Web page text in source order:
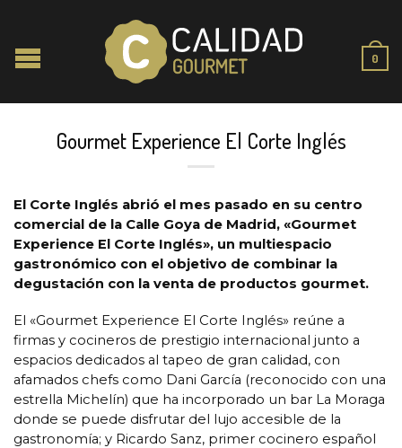
0
Gourmet Experience El Corte Inglés
El Corte Inglés abrió el mes pasado en su centro
comercial de la Calle Goya de Madrid, «Gourmet
Experience El Corte Inglés», un multiespacio
gastronómico con el objetivo de combinar la
degustación con la venta de productos gourmet.
El «Gourmet Experience El Corte Inglés» reúne a
firmas y cocineros de prestigio internacional junto a
espacios dedicados al tapeo de gran calidad, con
afamados chefs como Dani García (reconocido con una
estrella Michelín) que ha incorporado un bar La Moraga
donde se puede disfrutar del lujo accesible de la
gastronomía; y Ricardo Sanz, primer cocinero español